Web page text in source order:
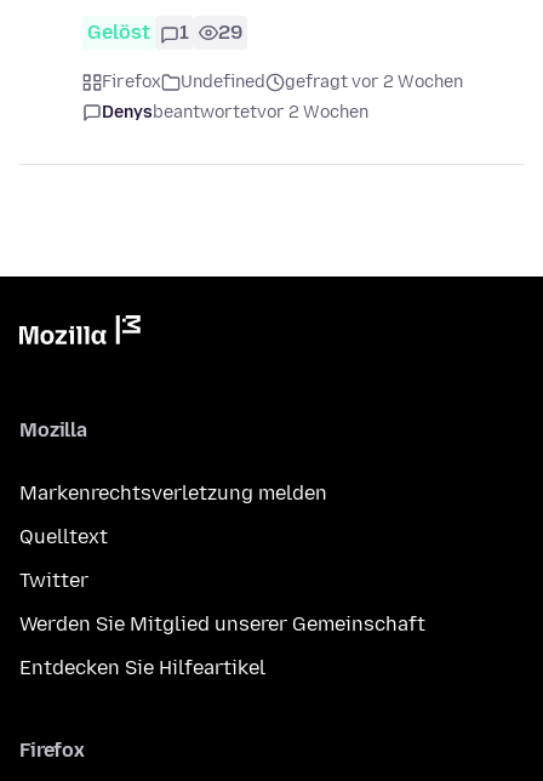
Gelöst 1 29
Firefox Undefined
gefragt vor 2 Wochen
Denysbeantwortetvor 2 Wochen
Mozilla
Markenrechtsverletzung melden
Quelltext
Twitter
Werden Sie Mitglied unserer Gemeinschaft
Entdecken Sie Hilfeartikel
Firefox